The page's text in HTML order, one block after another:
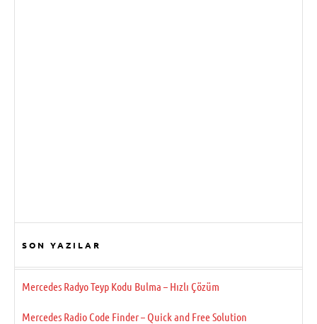
SON YAZILAR
Mercedes Radyo Teyp Kodu Bulma – Hızlı Çözüm
Mercedes Radio Code Finder – Quick and Free Solution